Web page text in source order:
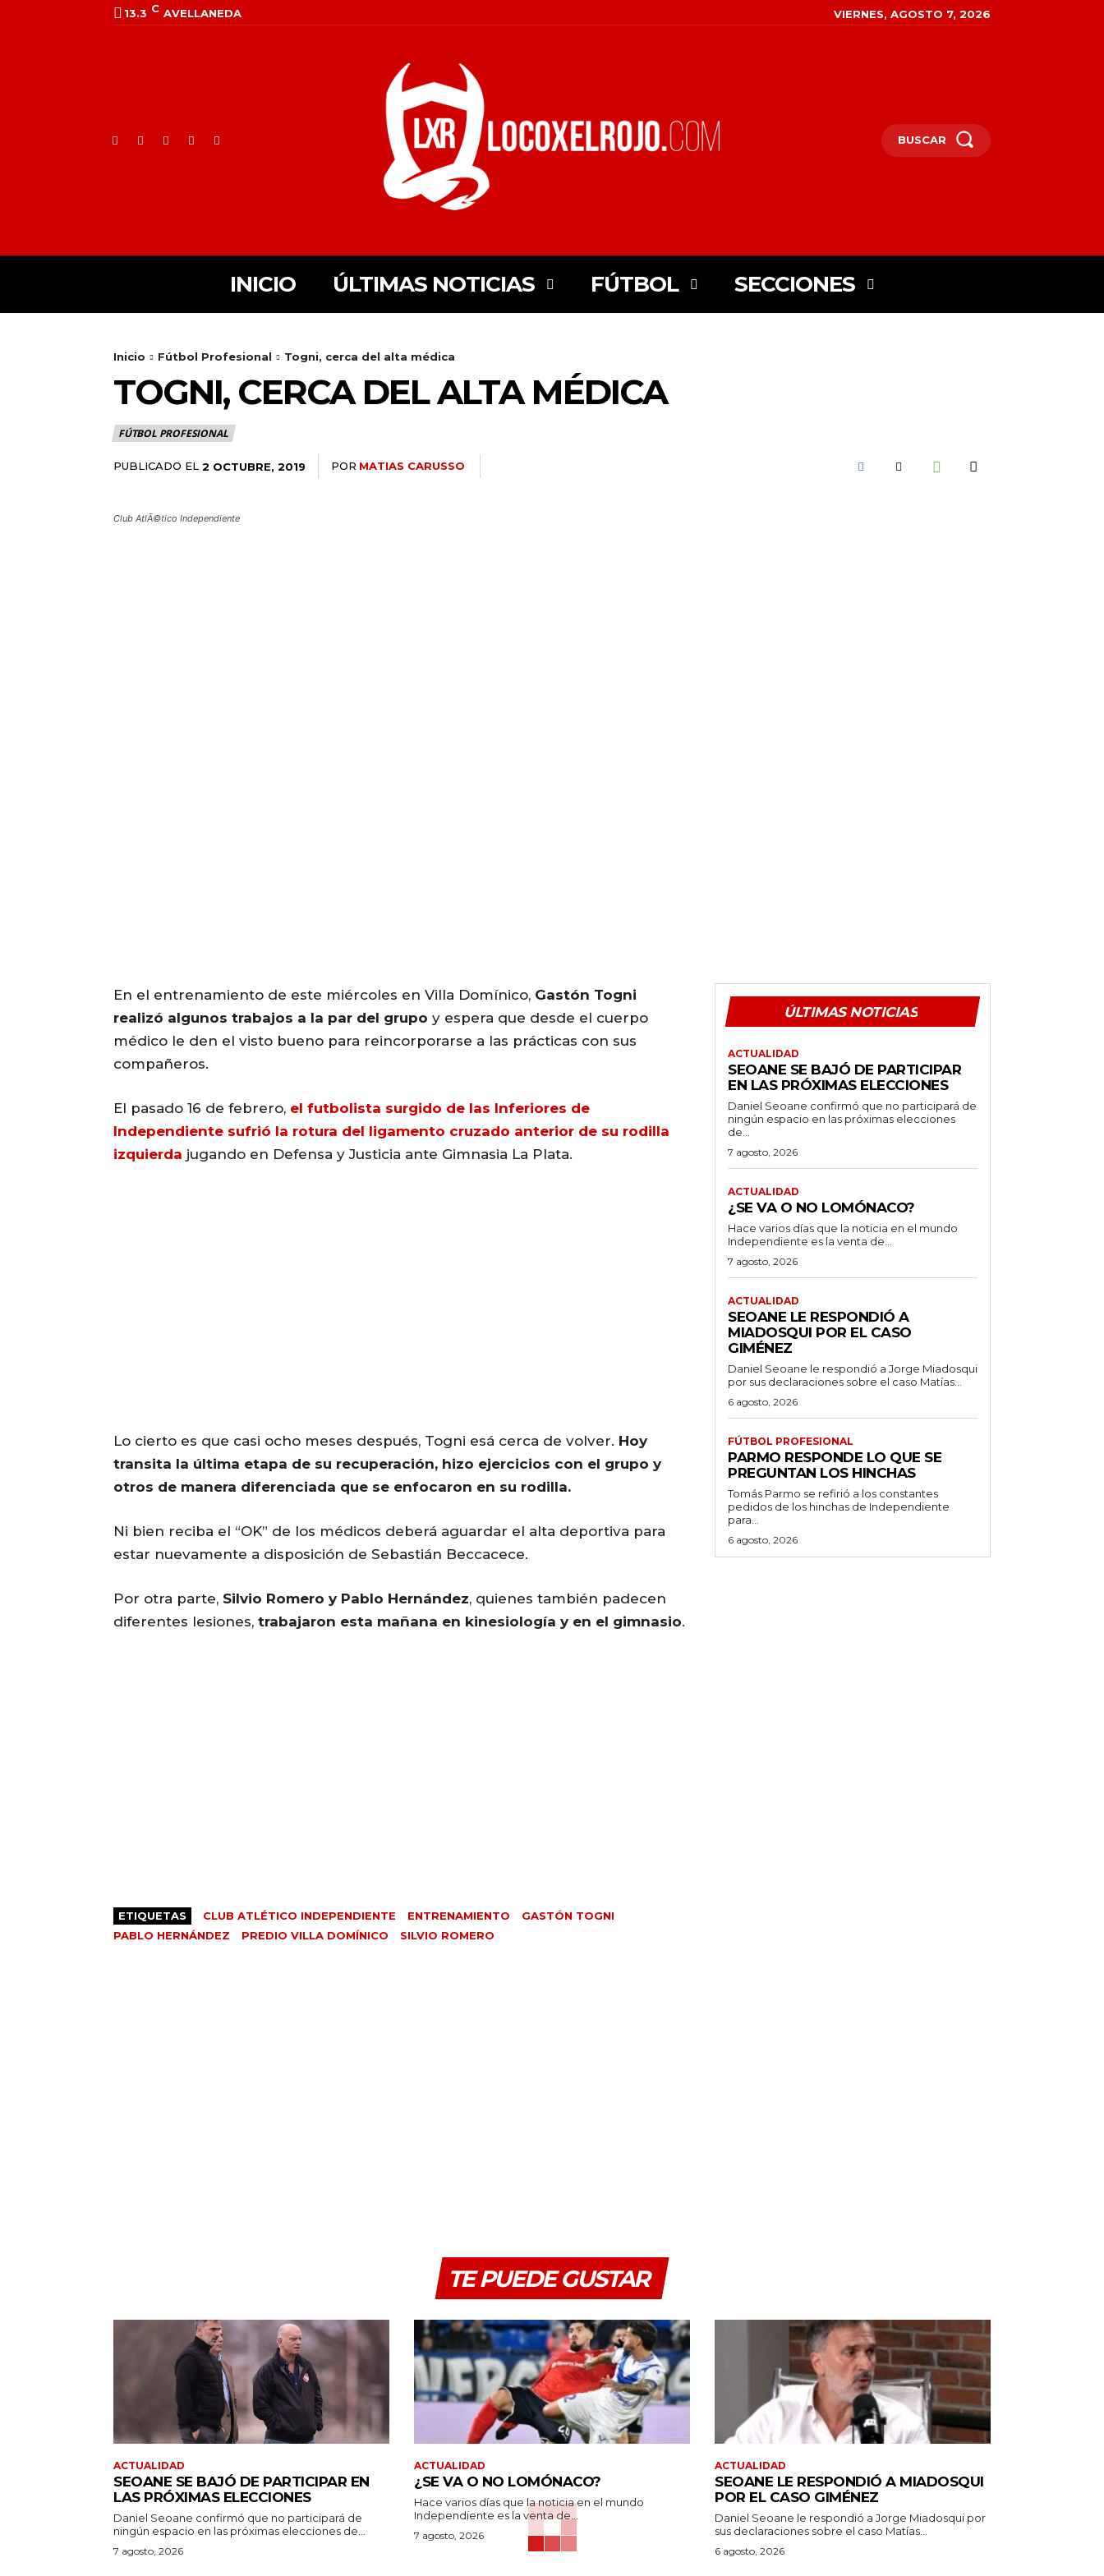
13.3 C AVELLANEDA VIERNES, AGOSTO 7, 2026
BUSCAR
INICIO ÚLTIMAS NOTICIAS FÚTBOL SECCIONES
Inicio Fútbol Profesional Togni, cerca del alta médica
TOGNI, CERCA DEL ALTA MÉDICA
FÚTBOL PROFESIONAL
PUBLICADO EL 2 OCTUBRE, 2019 POR MATIAS CARUSSO
Club AtlÃ©tico Independiente
En el entrenamiento de este miércoles en Villa Domínico, Gastón Togni
realizó algunos trabajos a la par del grupo y espera que desde el cuerpo
médico le den el visto bueno para reincorporarse a las prácticas con sus
compañeros.
El pasado 16 de febrero, el futbolista surgido de las Inferiores de
Independiente sufrió la rotura del ligamento cruzado anterior de su rodilla
izquierda jugando en Defensa y Justicia ante Gimnasia La Plata.
Lo cierto es que casi ocho meses después, Togni esá cerca de volver. Hoy
transita la última etapa de su recuperación, hizo ejercicios con el grupo y
otros de manera diferenciada que se enfocaron en su rodilla.
Ni bien reciba el “OK” de los médicos deberá aguardar el alta deportiva para
estar nuevamente a disposición de Sebastián Beccacece.
Por otra parte, Silvio Romero y Pablo Hernández, quienes también padecen
diferentes lesiones, trabajaron esta mañana en kinesiología y en el gimnasio.
ETIQUETAS CLUB ATLÉTICO INDEPENDIENTE ENTRENAMIENTO
GASTÓN TOGNI
PABLO HERNÁNDEZ
PREDIO VILLA DOMÍNICO SILVIO ROMERO
ÚLTIMAS NOTICIAS
ACTUALIDAD
SEOANE SE BAJÓ DE PARTICIPAR
EN LAS PRÓXIMAS ELECCIONES
Daniel Seoane confirmó que no participará de
ningún espacio en las próximas elecciones
de...
7 agosto, 2026
ACTUALIDAD
¿SE VA O NO LOMÓNACO?
Hace varios días que la noticia en el mundo
Independiente es la venta de...
7 agosto, 2026
ACTUALIDAD
SEOANE LE RESPONDIÓ A
MIADOSQUI POR EL CASO
GIMÉNEZ
Daniel Seoane le respondió a Jorge Miadosqui
por sus declaraciones sobre el caso Matías...
6 agosto, 2026
FÚTBOL PROFESIONAL
PARMO RESPONDE LO QUE SE
PREGUNTAN LOS HINCHAS
Tomás Parmo se refirió a los constantes
pedidos de los hinchas de Independiente
para...
6 agosto, 2026
TE PUEDE GUSTAR
ACTUALIDAD
SEOANE SE BAJÓ DE PARTICIPAR EN
LAS PRÓXIMAS ELECCIONES
Daniel Seoane confirmó que no participará de
ningún espacio en las próximas elecciones de...
7 agosto, 2026
ACTUALIDAD
¿SE VA O NO LOMÓNACO?
Hace varios días que la noticia en el mundo
Independiente es la venta de...
7 agosto, 2026
ACTUALIDAD
SEOANE LE RESPONDIÓ A MIADOSQUI
POR EL CASO GIMÉNEZ
Daniel Seoane le respondió a Jorge Miadosqui por
sus declaraciones sobre el caso Matías...
6 agosto, 2026